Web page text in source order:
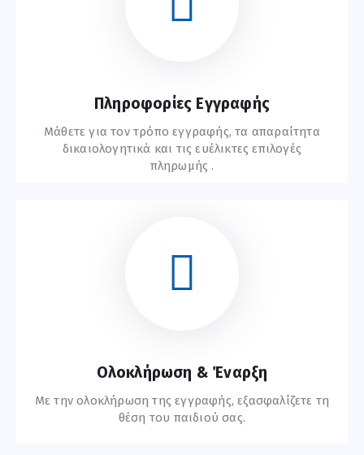
Πληροφορίες Εγγραφής
Μάθετε για τον τρόπο εγγραφής, τα απαραίτητα
δικαιολογητικά και τις ευέλικτες επιλογές
πληρωμής .
Ολοκλήρωση & Έναρξη
Με την ολοκλήρωση της εγγραφής, εξασφαλίζετε τη
θέση του παιδιού σας.